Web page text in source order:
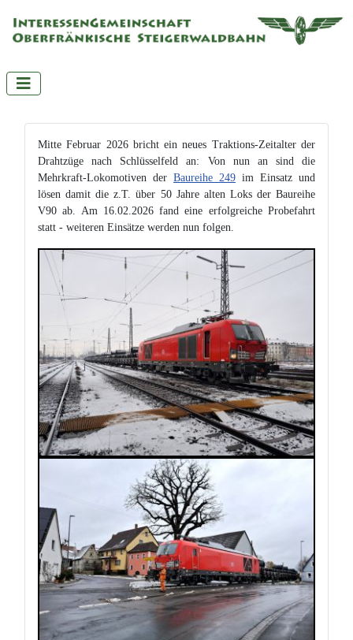
Mitte Februar 2026 bricht ein neues Traktions-Zeitalter der
Drahtzüge nach Schlüsselfeld an: Von nun an sind die
Mehrkraft-Lokomotiven der Baureihe 249 im Einsatz und
lösen damit die z.T. über 50 Jahre alten Loks der Baureihe
V90 ab. Am 16.02.2026 fand eine erfolgreiche Probefahrt
statt - weiteren Einsätze werden nun folgen.